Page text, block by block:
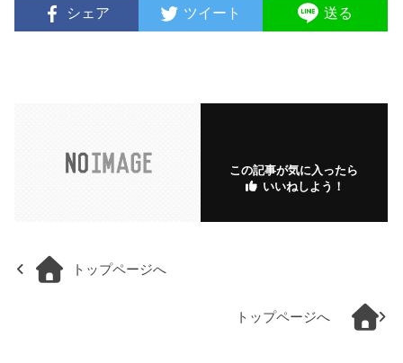
シェア ツイート 送る
この記事が気に入ったら
いいねしよう！
トップページへ
トップページへ